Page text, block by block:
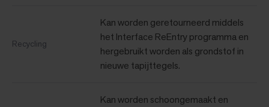
Recycling
Kan worden geretourneerd middels
het Interface ReEntry programma en
hergebruikt worden als grondstof in
nieuwe tapijttegels.
Kan worden schoongemaakt en